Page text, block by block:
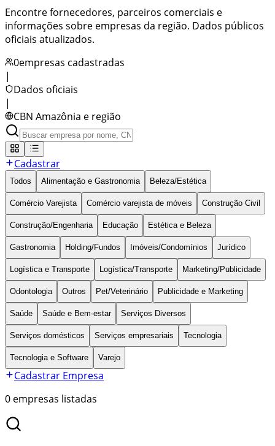
Encontre fornecedores, parceiros comerciais e
informações sobre empresas da região. Dados públicos
oficiais atualizados.
0empresas cadastradas
|
Dados oficiais
|
CBN Amazônia e região
Cadastrar
Todos Alimentação e Gastronomia Beleza/Estética
Comércio Varejista Comércio varejista de móveis Construção Civil
Construção/Engenharia Educação Estética e Beleza
Gastronomia Holding/Fundos Imóveis/Condomínios Jurídico
Logística e Transporte Logística/Transporte Marketing/Publicidade
Odontologia Outros Pet/Veterinário Publicidade e Marketing
Saúde Saúde e Bem-estar Serviços Diversos
Serviços domésticos Serviços empresariais Tecnologia
Tecnologia e Software Varejo
Cadastrar Empresa
0 empresas listadas